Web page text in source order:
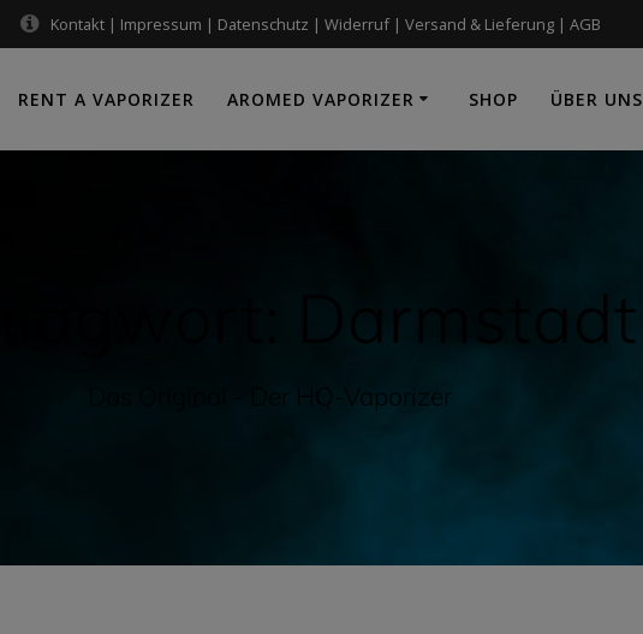
Kontakt | Impressum | Datenschutz |Widerruf|Versand & Lieferung |AGB
RENT A VAPORIZER AROMED VAPORIZER SHOP ÜBER UNS
Darmstadt
Das Original - Der HQ-Vaporizer